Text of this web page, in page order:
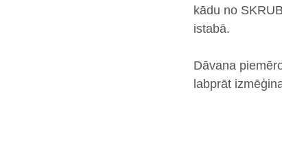
kādu no
istabā.
Dāvana
labprāt